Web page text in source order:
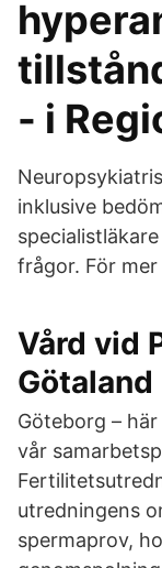
- i
inklusive
frågor. För
Vård vid
Götaland
Göteborg –
vår
utredningens
spermaprov,